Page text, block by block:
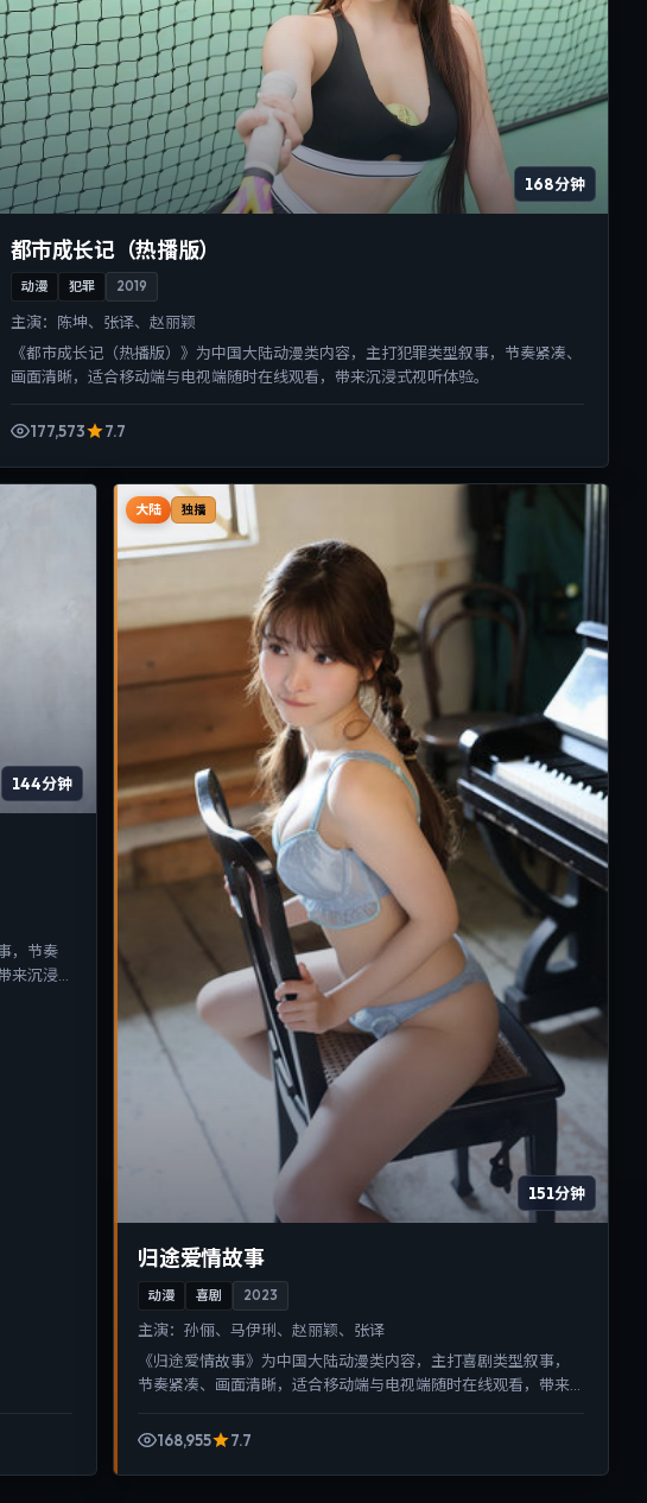
168分钟
都市成长记（热播版）
动漫 犯罪 2019
主演： 陈坤、张译、赵丽颖
《都市成长记（热播版）》为中国大陆动漫类内容，主打犯罪类型叙事，节奏紧凑、
画面清晰，适合移动端与电视端随时在线观看，带来沉浸式视听体验。
177,573 7.7
144分钟
，节奏
来沉浸
大陆 独播
151分钟
归途爱情故事
动漫 喜剧 2023
主演：孙俪、马伊琍、赵丽颖、张译
《归途爱情故事》为中国大陆动漫类内容，主打喜剧类型叙事，
节奏紧凑、画面清晰，适合移动端与电视端随时在线观看，带来
168,955
7.7